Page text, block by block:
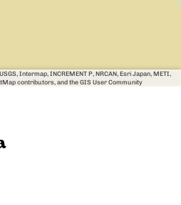
Intermap, INCREMENT P, NRCAN, Esri Japan, METI,
contributors, and the GIS User Community